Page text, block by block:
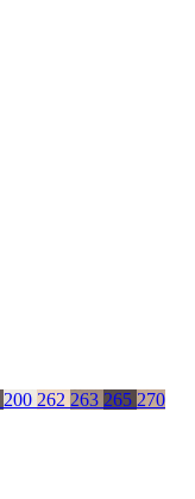
200 262 263 265 270